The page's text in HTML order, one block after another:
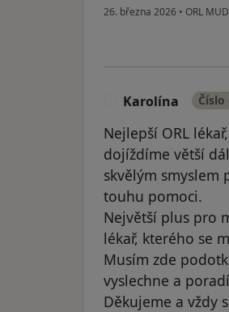
26. března 2026 • ORL
Karolína
Nejlepší ORL
dojíždíme větší
skvělým smyslem
touhu pomoci.
Největší plus pro
lékař, kterého se
Musím zde
vyslechne a
Děkujeme a vždy